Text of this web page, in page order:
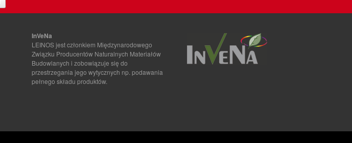
InVeNa
LEINOS jest członkiem Międzynarodowego
Związku Producentów Naturalnych Materiałów
Budowlanych i zobowiązuje się do
przestrzegania jego wytycznych np. podawania
pełnego składu produktów.